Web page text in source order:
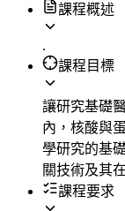
課程概述
.
課程目標
讓研究基礎
內，核酸與
學研究的基
關技術及其
課程要求